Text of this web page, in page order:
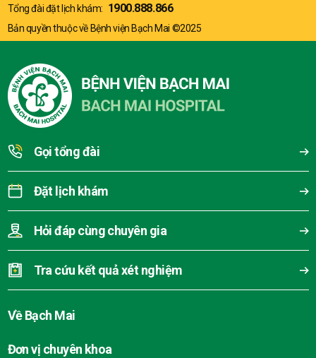
Tổng đài đặt lịch khám: 1900.888.866
Bản quyền thuộc về Bệnh viện Bạch Mai ©2025
Gọi tổng đài
Đặt lịch khám
Hỏi đáp cùng chuyên gia
Tra cứu kết quả xét nghiệm
Về Bạch Mai
Đơn vị chuyên khoa